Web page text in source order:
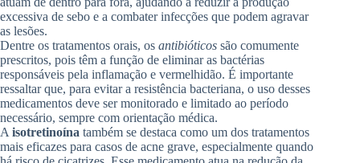
excessiva de sebo e a combater infecções que podem agravar
as lesões.
Dentre os tratamentos orais, os antibióticos são comumente
prescritos, pois têm a função de eliminar as bactérias
responsáveis pela inflamação e vermelhidão. É importante
ressaltar que, para evitar a resistência bacteriana, o uso desses
medicamentos deve ser monitorado e limitado ao período
necessário, sempre com orientação médica.
A isotretinoína também se destaca como um dos tratamentos
mais eficazes para casos de acne grave, especialmente quando